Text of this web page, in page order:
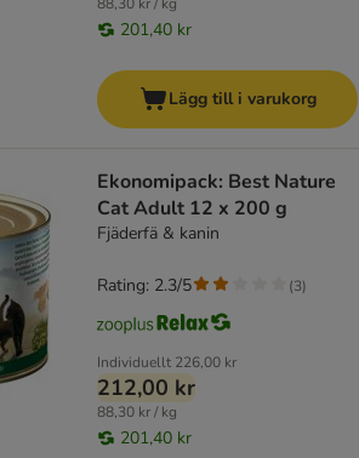
201,40 kr
Lägg till i varukorg
Ekonomipack: Best Nature
Cat Adult 12 x 200 g
Fjäderfä & kanin
Individuellt 226,00 kr
212,00 kr
88,30 kr / kg
201,40 kr
Rating: 2.3/5 (3)